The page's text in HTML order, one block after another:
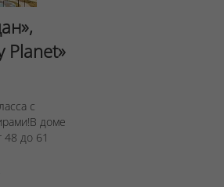
Planet»
с
доме
48 до 61